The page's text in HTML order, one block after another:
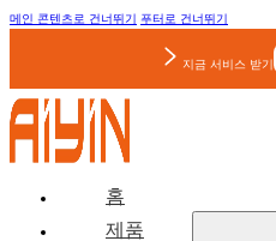
메인 콘텐츠로 건너뛰기 푸터로 건너뛰기
지금 서비스 받기
홈
제품